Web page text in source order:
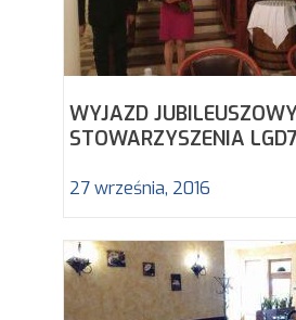
WYJAZD
STOWARZYSZENIA LGD7
27 września, 2016